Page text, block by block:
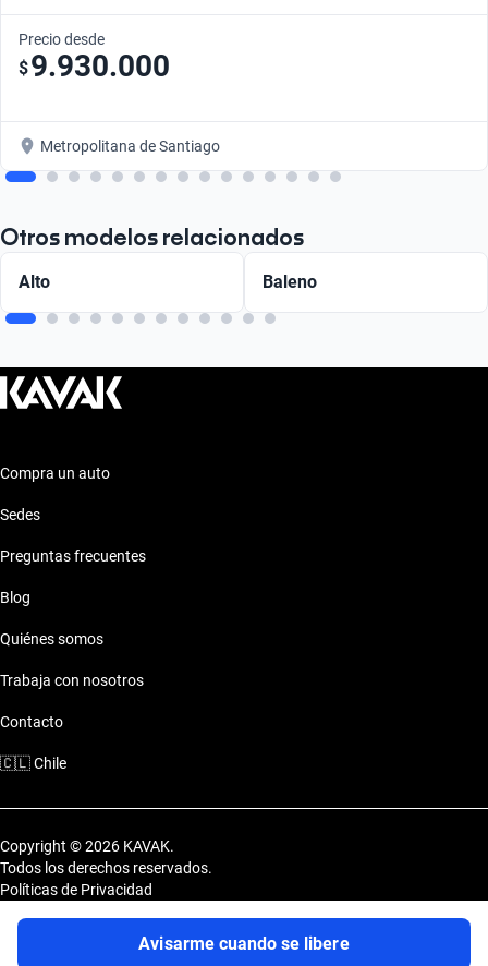
Avisarme cuando se libere
Precio desde
$9.930.000
Metropolitana de Santiago
Otros modelos relacionados
Alto Baleno
Compra un auto
Sedes
Preguntas frecuentes
Blog
Quiénes somos
Trabaja con nosotros
Contacto
🇨🇱Chile
Copyright © 2026 KAVAK.
Todos los derechos reservados.
Políticas de Privacidad
Uvi Tech Chile SpA. Av. Marathón 3812, comuna de Macul, Región